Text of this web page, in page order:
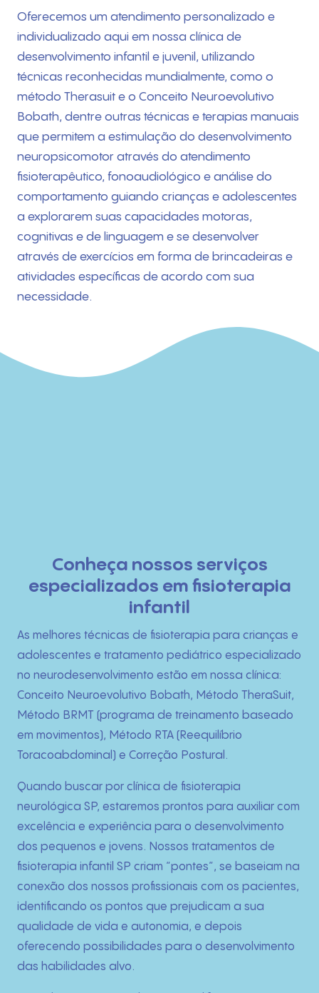
Início
Quem Somos
O que fazemos
Técnicas
Fotos
Blog
Contato
Oferecemos um atendimento personalizado e
individualizado aqui em nossa clínica de
desenvolvimento infantil e juvenil, utilizando
técnicas reconhecidas mundialmente, como o
método Therasuit e o Conceito Neuroevolutivo
Bobath, dentre outras técnicas e terapias manuais
que permitem a estimulação do desenvolvimento
neuropsicomotor através do atendimento
fisioterapêutico, fonoaudiológico e análise do
comportamento guiando crianças e adolescentes
a explorarem suas capacidades motoras,
cognitivas e de linguagem e se desenvolver
através de exercícios em forma de brincadeiras e
atividades específicas de acordo com sua
necessidade.
Conheça nossos serviços
especializados em fisioterapia
infantil
As melhores técnicas de fisioterapia para crianças e
adolescentes e tratamento pediátrico especializado
no neurodesenvolvimento estão em nossa clínica:
Conceito Neuroevolutivo Bobath, Método TheraSuit,
Método BRMT (programa de treinamento baseado
em movimentos), Método RTA (Reequilíbrio
Toracoabdominal) e Correção Postural.
Quando buscar por clínica de fisioterapia
neurológica SP, estaremos prontos para auxiliar com
excelência e experiência para o desenvolvimento
dos pequenos e jovens. Nossos tratamentos de
fisioterapia infantil SP criam “pontes”, se baseiam na
conexão dos nossos profissionais com os pacientes,
identificando os pontos que prejudicam a sua
qualidade de vida e autonomia, e depois
oferecendo possibilidades para o desenvolvimento
das habilidades alvo.